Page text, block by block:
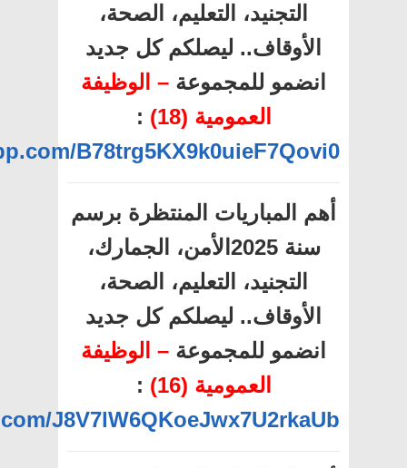
التجنيد، التعليم، الصحة،
الأوقاف.. ليصلكم كل جديد
انضمو للمجموعة – الوظيفة
العمومية (18)
:
B78trg5KX9k0uieF7Qovi0
أهم المباريات المنتظرة برسم
سنة 2025الأمن، الجمارك،
التجنيد، التعليم، الصحة،
الأوقاف.. ليصلكم كل جديد
انضمو للمجموعة – الوظيفة
العمومية (16)
:
J8V7lW6QKoeJwx7U2rkaUb